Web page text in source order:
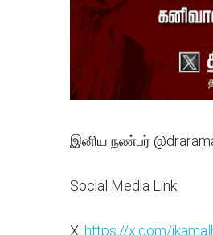
இனிய நண்பர்
Social Media Link
X: https://x.com/